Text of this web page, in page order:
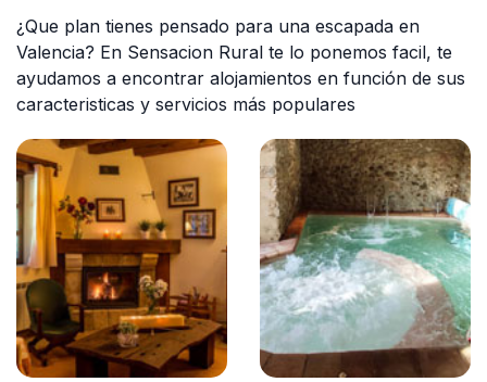
¿Que plan tienes pensado para una escapada en
Valencia? En Sensacion Rural te lo ponemos facil, te
ayudamos a encontrar alojamientos en función de sus
caracteristicas y servicios más populares